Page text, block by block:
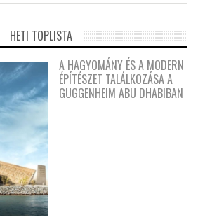
HETI TOPLISTA
A HAGYOMÁNY ÉS A MODERN
ÉPÍTÉSZET TALÁLKOZÁSA A
GUGGENHEIM ABU DHABIBAN